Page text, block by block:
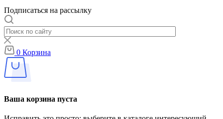
Подписаться на рассылку
0 Корзина
Ваша корзина пуста